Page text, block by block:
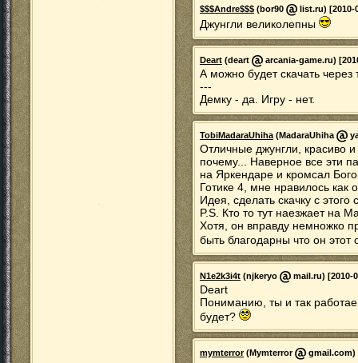
$$$Andre$$$ (bor90 list.ru) [2010-
Джунгли великолепны
Deart (deart arcania-game.ru)
А можно будет скачать
---
Демку - да. Игру - нет.
TobiMadaraUhiha(MadaraUhiha
Отличные джунгли, красиво
почему... Наверное все эти
на Яркендаре и кромсал
Готике 4, мне нравилось как
Идея, сделать скачку с
P.S. Кто то тут наезжает на
Хотя, он вправду немножко
быть благодарны что он
N1e2k3i4t (njkeryo mail.ru) [2010-
Deart
Пониманию, ты и так
будет?
mymterror(Mymterror gmail.com)